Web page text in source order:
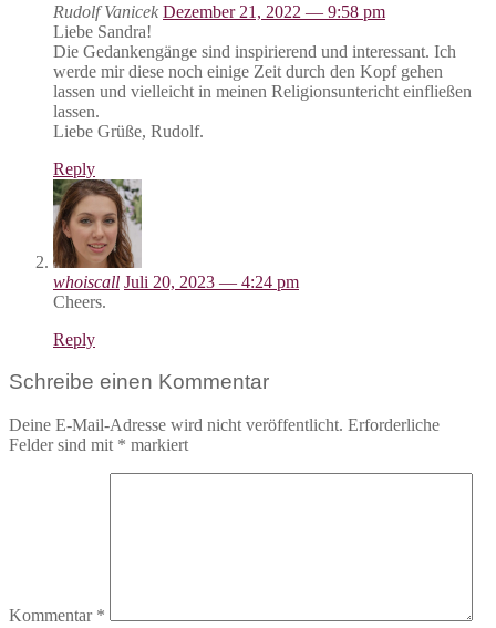
Rudolf Vanicek Dezember 21, 2022 — 9:58 pm
Liebe Sandra!
Die Gedankengänge sind inspirierend und interessant. Ich
werde mir diese noch einige Zeit durch den Kopf gehen
lassen und vielleicht in meinen Religionsuntericht einfließen
lassen.
Liebe Grüße, Rudolf.
Reply
whoiscall Juli 20, 2023 — 4:24 pm
Cheers.
Reply
Schreibe einen Kommentar
Deine E-Mail-Adresse wird nicht veröffentlicht. Erforderliche
Felder sind mit * markiert
Kommentar *